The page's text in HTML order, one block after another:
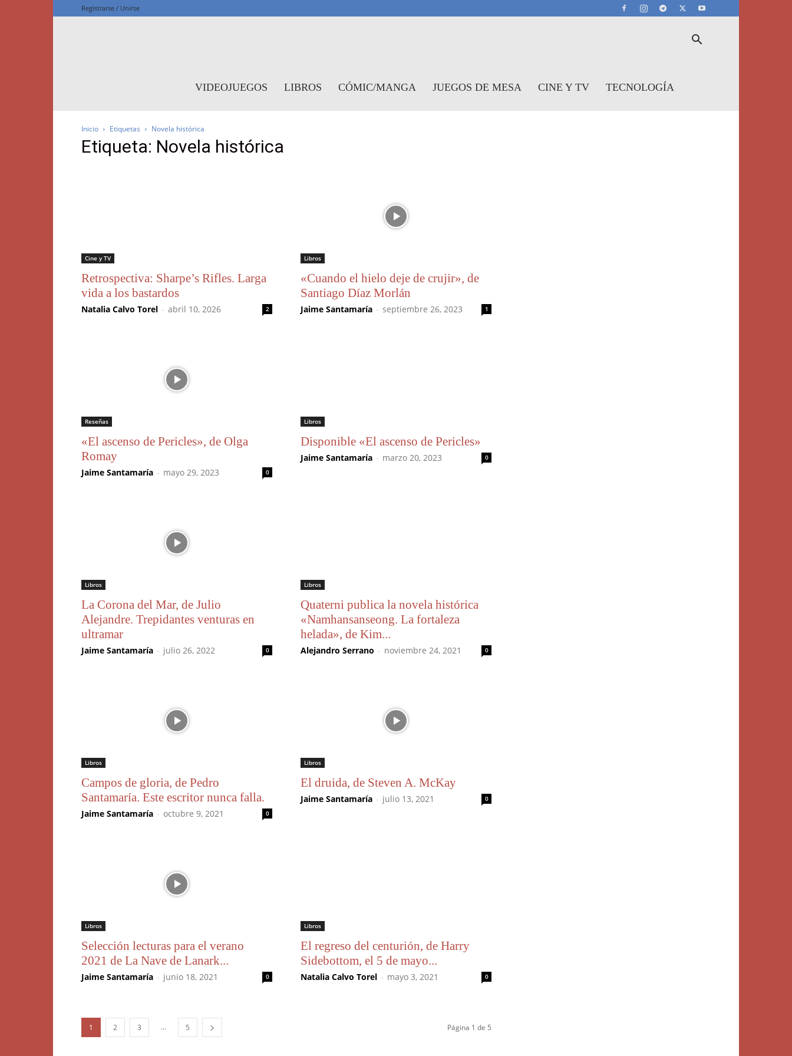
Registrarse / Unirse
VIDEOJUEGOS LIBROS CÓMIC/MANGA JUEGOS DE MESA CINE Y TV TECNOLOGÍA
Inicio Etiquetas Novela histórica
Etiqueta: Novela histórica
Cine y TV
Retrospectiva: Sharpe’s Rifles. Larga
vida a los bastardos
Natalia Calvo Torel - abril 10, 2026 2
Libros
«Cuando el hielo deje de crujir», de
Santiago Díaz Morlán
Jaime Santamaría - septiembre 26, 2023 1
Reseñas
«El ascenso de Pericles», de Olga
Romay
Jaime Santamaría - mayo 29, 2023 0
Libros
Disponible «El ascenso de Pericles»
Jaime Santamaría - marzo 20, 2023 0
Libros
La Corona del Mar, de Julio
Alejandre. Trepidantes venturas en
ultramar
Jaime Santamaría - julio 26, 2022 0
Libros
Quaterni publica la novela histórica
«Namhansanseong. La fortaleza
helada», de Kim...
Alejandro Serrano - noviembre 24, 2021 0
Libros
Campos de gloria, de Pedro
Santamaría. Este escritor nunca falla.
Jaime Santamaría - octubre 9, 2021 0
Libros
El druida, de Steven A. McKay
Jaime Santamaría - julio 13, 2021 0
Libros
Selección lecturas para el verano
2021 de La Nave de Lanark...
Jaime Santamaría - junio 18, 2021 0
Libros
El regreso del centurión, de Harry
Sidebottom, el 5 de mayo...
Natalia Calvo Torel - mayo 3, 2021 0
1 2 3 ... 5 Página 1 de 5